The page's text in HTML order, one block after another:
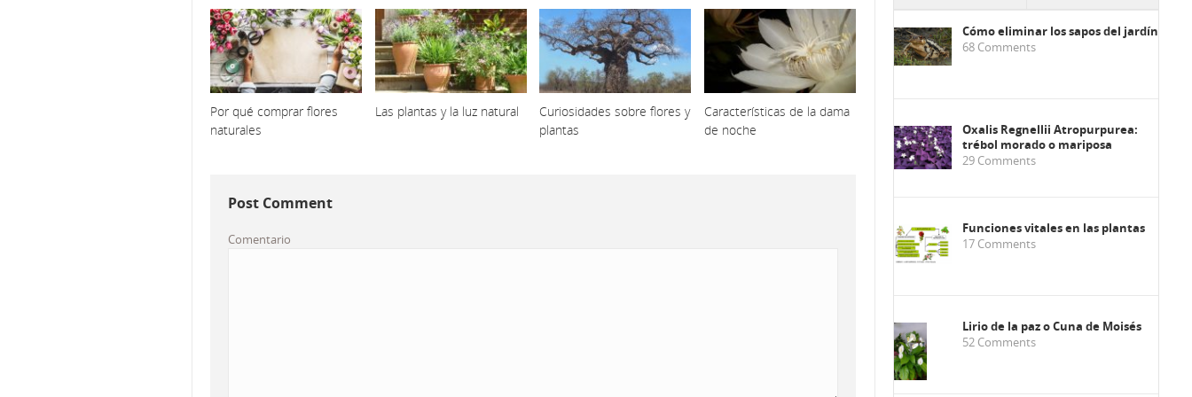
Por qué comprar flores
naturales
Las plantas y la luz natural
Curiosidades sobre flores y
plantas
Características de la dama
de noche
Post Comment
Comentario
Cómo eliminar los sapos del jardín
68 Comments
Oxalis Regnellii Atropurpurea:
trébol morado o mariposa
29 Comments
Funciones vitales en las plantas
17 Comments
Lirio de la paz o Cuna de Moisés
52 Comments